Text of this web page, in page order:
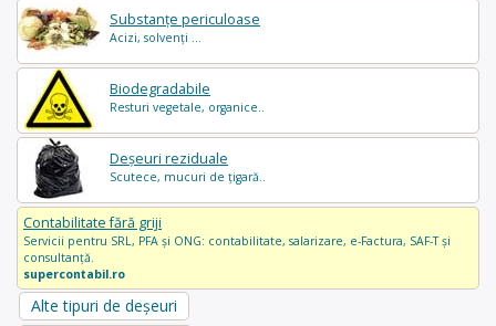
Substanțe periculoase
Acizi, solvenți ...
Biodegradabile
Resturi vegetale, organice..
Deșeuri reziduale
Scutece, mucuri de țigară..
Contabilitate fără griji
Servicii pentru SRL, PFA și ONG: contabilitate, salarizare, e-Factura, SAF-T și
consultanță.
supercontabil.ro
Alte tipuri de deșeuri